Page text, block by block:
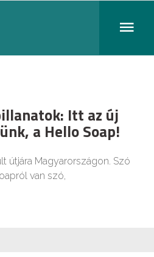
Itt az új
a Hello Soap!
útjára Magyarországon. Szó
van szó,